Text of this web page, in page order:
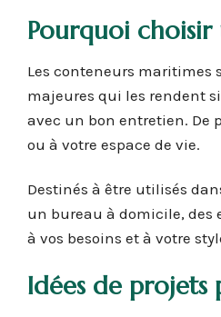
Pourquoi
Les conteneurs maritimes
majeures qui les rendent
avec un bon entretien. De
ou à votre espace de vie.
Destinés à être utilisés
un bureau à domicile, des
à vos besoins et à votre
Idées de projets